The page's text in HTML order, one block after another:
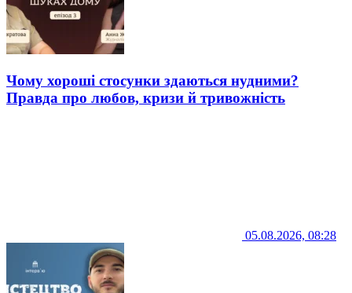
Чому хороші стосунки здаються нудними?
Правда про любов, кризи й тривожність
05.08.2026, 08:28